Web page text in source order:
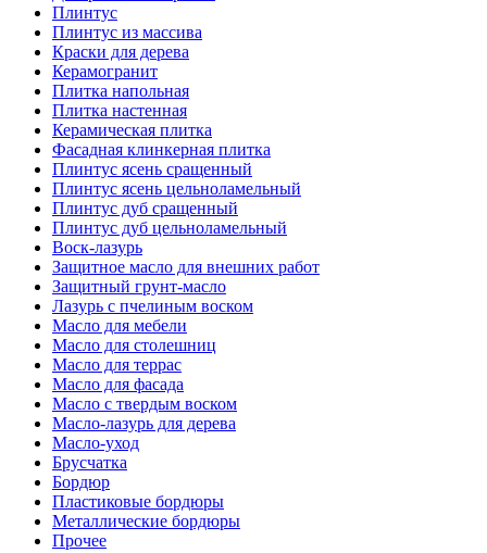
Плинтус
Плинтус из массива
Краски для дерева
Керамогранит
Плитка напольная
Плитка настенная
Керамическая плитка
Фасадная клинкерная плитка
Плинтус ясень сращенный
Плинтус ясень цельноламельный
Плинтус дуб сращенный
Плинтус дуб цельноламельный
Воск-лазурь
Защитное масло для внешних работ
Защитный грунт-масло
Лазурь с пчелиным воском
Масло для мебели
Масло для столешниц
Масло для террас
Масло для фасада
Масло с твердым воском
Масло-лазурь для дерева
Масло-уход
Брусчатка
Бордюр
Пластиковые бордюры
Металлические бордюры
Прочее